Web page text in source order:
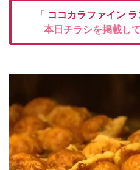
「 ココカラファイン
本日チラシを掲載し